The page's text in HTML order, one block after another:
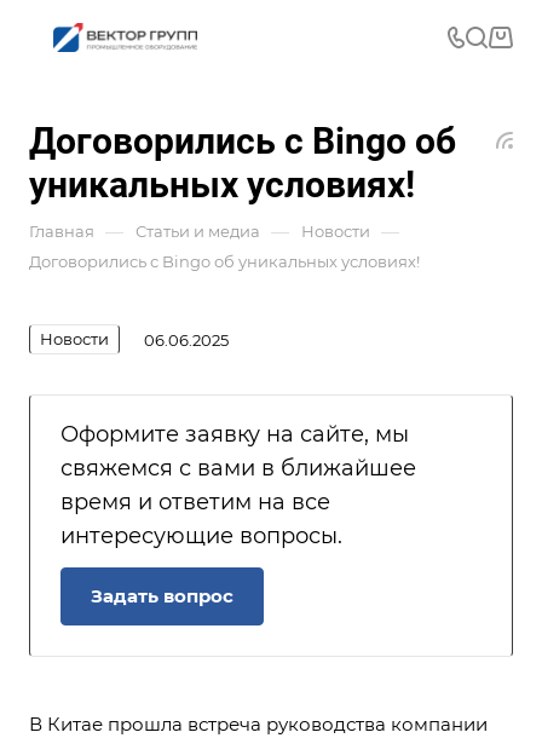
Договорились с Bingo об
уникальных условиях!
Главная — Статьи и медиа — Новости —
Договорились с Bingo об уникальных условиях!
Новости 06.06.2025
Оформите заявку на сайте, мы
свяжемся с вами в ближайшее
время и ответим на все
интересующие вопросы.
Задать вопрос
В Китае прошла встреча руководства компании